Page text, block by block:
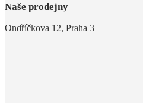
Naše prodejny
Ondříčkova 12, Praha 3